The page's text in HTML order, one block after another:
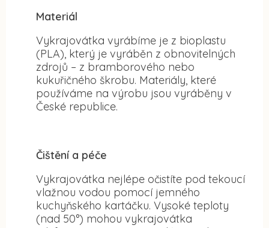
Materiál
Vykrajovátka vyrábíme je z bioplastu
(PLA), který je vyráběn z obnovitelných
zdrojů – z bramborového nebo
kukuřičného škrobu. Materiály, které
používáme na výrobu jsou vyráběny v
České republice.
Čištění a péče
Vykrajovátka nejlépe očistíte pod tekoucí
vlažnou vodou pomocí jemného
kuchyňského kartáčku. Vysoké teploty
(nad 50°) mohou vykrajovátka